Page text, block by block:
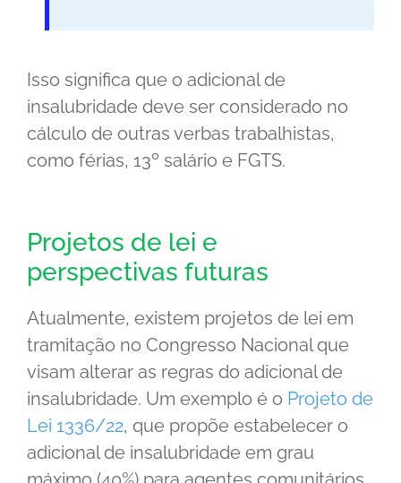
Isso significa que o adicional de
insalubridade deve ser considerado no
cálculo de outras verbas trabalhistas,
como férias, 13º salário e FGTS.
Projetos de lei e
perspectivas futuras
Atualmente, existem projetos de lei em
tramitação no Congresso Nacional que
visam alterar as regras do adicional de
insalubridade. Um exemplo é o Projeto de
Lei 1336/22, que propõe estabelecer o
adicional de insalubridade em grau